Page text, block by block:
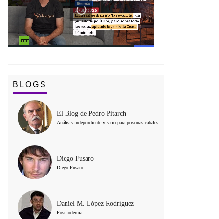
BLOGS
El Blog de Pedro Pitarch
Análisis independiente y serio para personas cabales
Diego Fusaro
Diego Fusaro
Daniel M. López Rodríguez
Posmodernia